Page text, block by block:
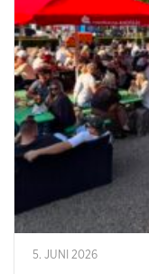
5. JUNI 2026